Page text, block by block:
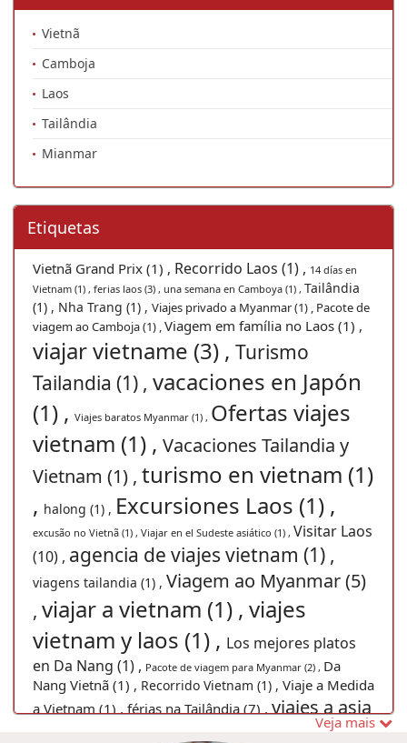
Vietnã
Camboja
Laos
Tailândia
Mianmar
Etiquetas
Vietnã Grand Prix (1) , Recorrido Laos (1) , 14 días en
Vietnam (1) , ferias laos (3) , una semana en Camboya (1) , Tailândia
(1) , Nha Trang (1) , Viajes privado a Myanmar (1) , Pacote de
viagem ao Camboja (1) ,Viagem em família no Laos (1) ,
viajar vietname (3) , Turismo
Tailandia (1) , vacaciones en Japón
(1) , Viajes baratos Myanmar (1) , Ofertas viajes
vietnam (1) , Vacaciones Tailandia y
Vietnam (1) , turismo en vietnam (1)
, halong (1) , Excursiones Laos (1) ,
excusão no Vietnã (1) , Viajar en el Sudeste asiático (1) , Visitar Laos
(10) , agencia de viajes vietnam (1) ,
viagens tailandia (1) , Viagem ao Myanmar (5)
, viajar a vietnam (1) , viajes
vietnam y laos (1) , Los mejores platos
en Da Nang (1) , Pacote de viagem para Myanmar (2) , Da
Nang Vietnã (1) , Recorrido Vietnam (1) , Viaje a Medida
a Vietnam (1) ,férias na Tailândia (7) ,viajes a asia
Comida de
Veja mais